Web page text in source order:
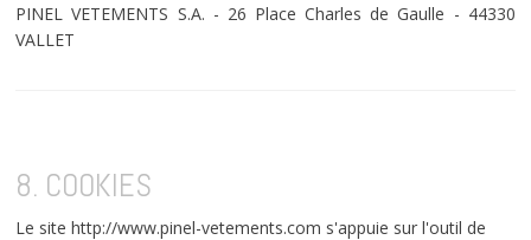
PINEL VETEMENTS S.A. - 26 Place Charles de Gaulle - 44330
VALLET
8. COOKIES
Le site http://www.pinel-vetements.com s'appuie sur l'outil de